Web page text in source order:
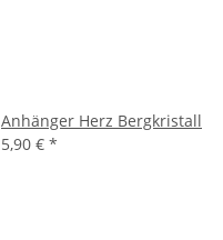
Anhänger Herz Bergkristall
5,90 € *